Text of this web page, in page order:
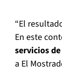
“El
En este
servicios
a El